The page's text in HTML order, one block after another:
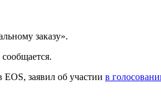
заказу».
заявил об участии в